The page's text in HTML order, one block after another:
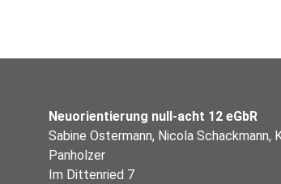
Neuorientierung null-acht 12 eGbR
Sabine Ostermann, Nicola Schackmann,
Panholzer
Im Dittenried 7